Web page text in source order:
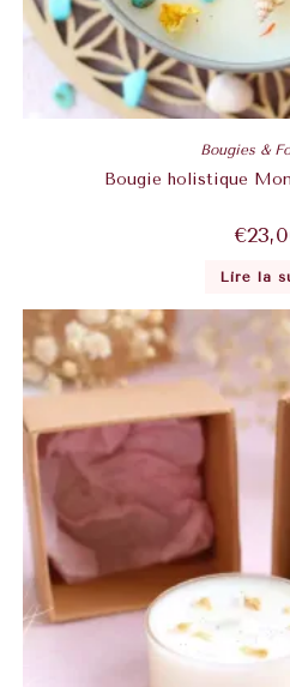
Bougies &
Bougie holistique
€
Lire la